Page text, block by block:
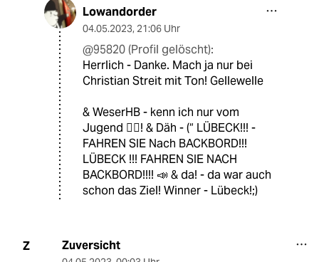
Lowandorder
04.05.2023, 21:06 Uhr
@95820 (Profil gelöscht):
Herrlich - Danke. Mach ja nur bei
Christian Streit mit Ton! Gellewelle
& WeserHB - kenn ich nur vom
Jugend 🚣‍♀️! & Däh - (“ LÜBECK!!! -
FAHREN SIE Nach BACKBORD!!!
LÜBECK !!! FAHREN SIE NACH
BACKBORD!!!! 📣 & da! - da war auch
schon das Ziel! Winner - Lübeck!;)
Z Zuversicht